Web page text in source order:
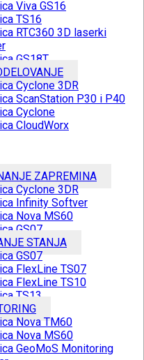
Viva GS16
TS16
RTC360 3D laserki
GS18T
Cyclone 3DR
ScanStation P30 i P40
Cyclone
CloudWorx
ZAPREMINA
Cyclone 3DR
Infinity Softver
Nova MS60
GS07
STANJA
GS07
FlexLine TS07
FlexLine TS10
TS13
Nova TM60
Nova MS60
GeoMoS Monitoring